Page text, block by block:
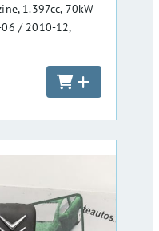
1.397cc, 70kW
06 / 2010-12,